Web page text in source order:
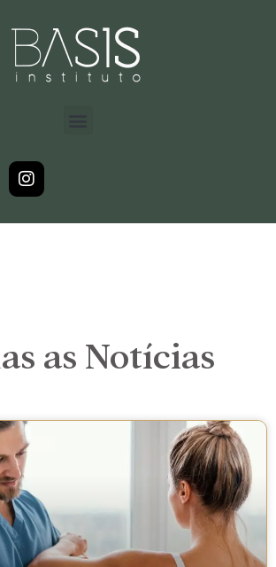
as Notícias